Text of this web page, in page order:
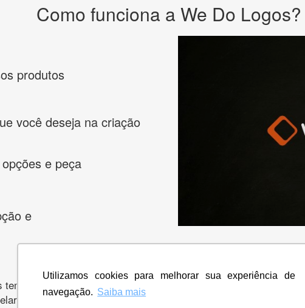
Utilizamos cookies para melhorar sua experiência de
navegação. Saiba mais
Como funciona a We Do Logos?
produtos
você deseja na criação
e peça
e
temos os melhores designers de logotipos online para criar a
banner, cartão de visita, folder, flyer, website e muito